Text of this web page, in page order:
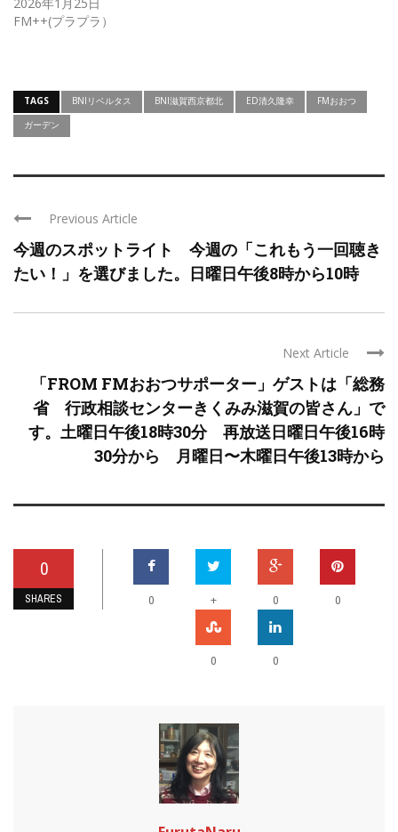
2026年1月25日
FM++(プラプラ）
TAGS BNIリベルタス BNI滋賀西京都北 ED清久隆幸
FMおおつ
ガーデン
Previous Article
今週のスポットライト 今週の「これもう一回聴き
たい！」を選びました。日曜日午後8時から10時
Next Article
「FROM FMおおつサポーター」ゲストは「総務
省 行政相談センターきくみみ滋賀の皆さん」で
す。土曜日午後18時30分 再放送日曜日午後16時
30分から 月曜日〜木曜日午後13時から
0
SHARES 0 + 0 0
0 0